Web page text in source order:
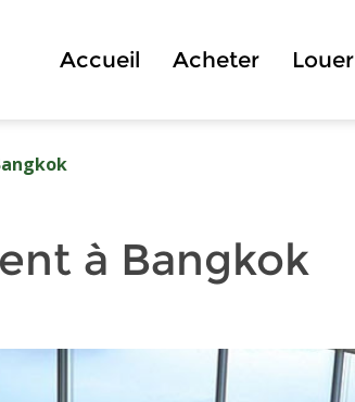
Accueil Acheter Louer
à Bangkok